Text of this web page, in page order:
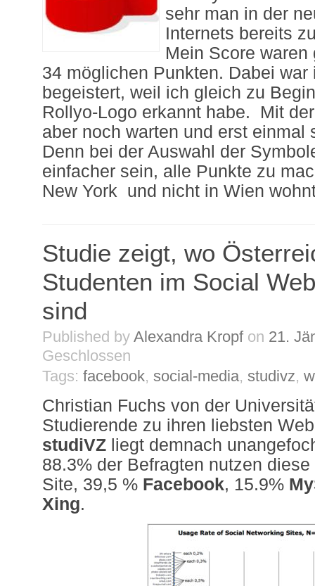
sehr man in der
Internets bereits
Mein Score
34 möglichen Punkten. Dabei war
begeistert, weil ich gleich zu
Rollyo-Logo erkannt habe. Mit
aber noch warten und erst einmal
Denn bei der Auswahl der
einfacher sein, alle Punkte zu
New York und nicht in Wien
Studie zeigt, wo
Studenten im Social
sind
Published by Alexandra Kropf on 21.
Geschlossen
Tags: facebook, social-media, studivz,
Christian Fuchs von der
Studierende zu ihren liebsten
studiVZ liegt demnach
88.3% der Befragten nutzen
Site, 39,5 % Facebook, 15.9%
Xing.